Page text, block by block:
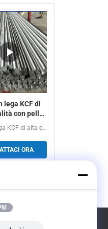
lega KCF di
con pelle
superiore e
resistenza
per la
a resistenza
Barre di lega KCF di alta qualità per saldatura a...
ORA